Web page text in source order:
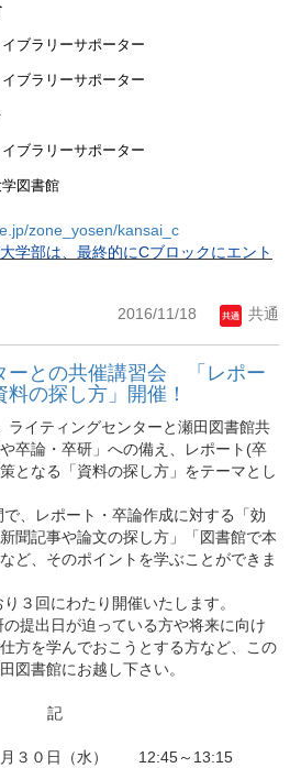
ブラリーサポーター
ブラリーサポーター
ブラリーサポーター
図書館
zone_yosen/kansai_c
学部は、最終的にCブロックにエント
2016/11/18 共通
ーとの共催講習会 「レポー
料の探し方」開催！
イティングセンターと瀬田図書館共
卒論・卒研」への備え、レポート(卒
となる「資料の探し方」をテーマとし
、レポート・卒論作成に対する「効
聞記事や論文の探し方」「図書館で本
ど、そのポイントを学ぶことができま
３回にわたり開催いたします。
提出日が迫っている方や将来に向け
方を学んでおこうとする方など、この
図書館にお越し下さい。
記
（水） 12:45～13:15